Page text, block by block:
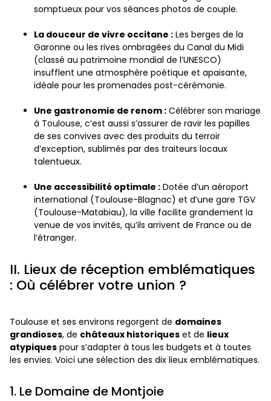
somptueux pour vos séances photos de couple.
La douceur de vivre occitane : Les berges de la
Garonne ou les rives ombragées du Canal du Midi
(classé au patrimoine mondial de l’UNESCO)
insufflent une atmosphère poétique et apaisante,
idéale pour les promenades post-cérémonie.
Une gastronomie de renom : Célébrer son mariage
à Toulouse, c’est aussi s’assurer de ravir les papilles
de ses convives avec des produits du terroir
d’exception, sublimés par des traiteurs locaux
talentueux.
Une accessibilité optimale : Dotée d’un aéroport
international (Toulouse-Blagnac) et d’une gare TGV
(Toulouse-Matabiau), la ville facilite grandement la
venue de vos invités, qu’ils arrivent de France ou de
l’étranger.
II. Lieux de réception emblématiques
: Où célébrer votre union ?
Toulouse et ses environs regorgent de domaines
grandioses, de châteaux historiques et de lieux
atypiques pour s’adapter à tous les budgets et à toutes
les envies. Voici une sélection des dix lieux emblématiques.
1. Le Domaine de Montjoie